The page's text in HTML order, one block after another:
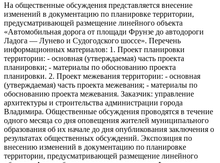
На общественные обсуждения представляется внесение
изменений в документацию по планировке территории,
предусматривающей размещение линейного объекта
«Автомобильная дорога от площади Фрунзе до автодороги
Ладога — Лунево и Судогодского шоссе». Перечень
информационных материалов: 1. Проект планировки
территории: - основная (утверждаемая) часть проекта
планировки; - материалы по обоснованию проекта
планировки. 2. Проект межевания территории: - основная
(утверждаемая) часть проекта межевания; - материалы по
обоснованию проекта межевания. Заказчик: управление
архитектуры и строительства администрации города
Владимира. Общественные обсуждения проводятся в течение
одного месяца со дня оповещения жителей муниципального
образования об их начале до дня опубликования заключения о
результатах общественных обсуждений. Экспозиция по
внесению изменений в документацию по планировке
территории, предусматривающей размещение линейного